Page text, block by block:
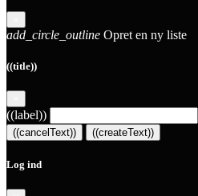
add_circle_outline Opret en ny liste
((title))
((label))
((cancelText)) ((createText))
Log ind